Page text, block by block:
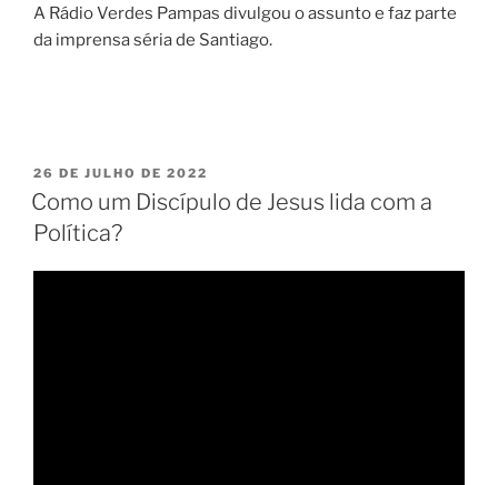
A Rádio Verdes Pampas divulgou o assunto e faz parte
da imprensa séria de Santiago.
PUBLICADO
EM
26 DE JULHO DE 2022
Como um Discípulo de Jesus lida com a
Política?